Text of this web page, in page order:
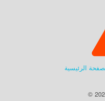
الرئيسية
©